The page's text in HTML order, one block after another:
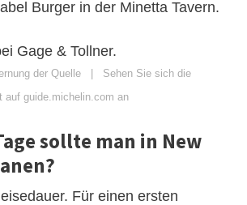
Burger in der Minetta Tavern.
Gage & Tollner.
der Quelle | Sehen Sie sich die
auf guide.michelin.com an
sollte man in New
Für einen ersten